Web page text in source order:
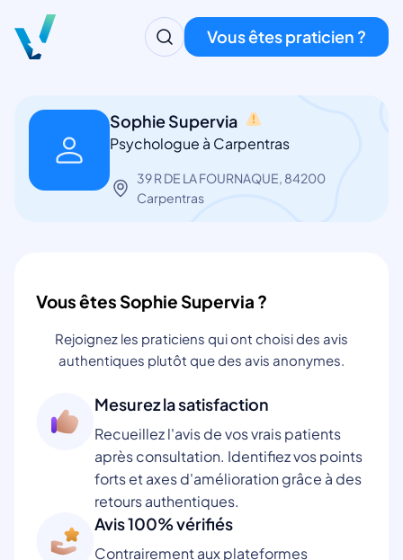
Vous êtes praticien ?
Sophie Supervia
Psychologue à Carpentras
39 R DE LA FOURNAQUE, 84200
Carpentras
Vous êtes Sophie Supervia ?
Rejoignez les praticiens qui ont choisi des avis
authentiques plutôt que des avis anonymes.
Mesurez la satisfaction
Recueillez l'avis de vos vrais patients
après consultation. Identifiez vos points
forts et axes d'amélioration grâce à des
retours authentiques.
Avis 100% vérifiés
Contrairement aux plateformes